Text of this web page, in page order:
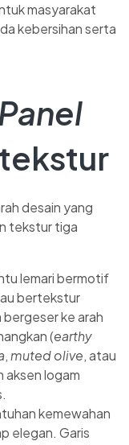
masyarakat
kebersihan serta
desain yang
tekstur tiga
lemari bermotif
bertekstur
ke arah
(earthy
,muted olive, atau
aksen logam
kemewahan
elegan. Garis